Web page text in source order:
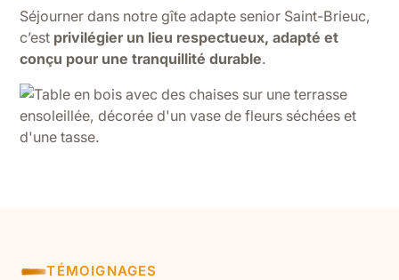
Séjourner dans notre gîte adapte senior Saint-Brieuc,
c’est privilégier un lieu respectueux, adapté et
conçu pour une tranquillité durable.
TÉMOIGNAGES